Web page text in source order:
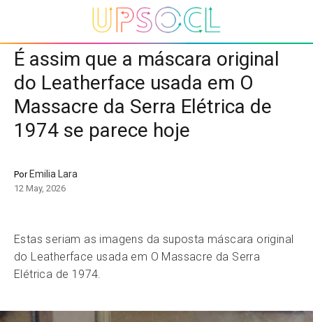
É assim que a máscara original
do Leatherface usada em O
Massacre da Serra Elétrica de
1974 se parece hoje
Por Emilia Lara
12 May, 2026
Estas seriam as imagens da suposta máscara original
do Leatherface usada em O Massacre da Serra
Elétrica de 1974.